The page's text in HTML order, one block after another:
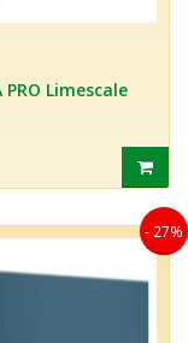
Limescale
- 27%